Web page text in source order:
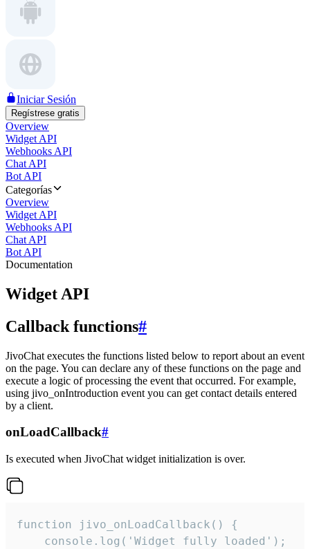
Iniciar Sesión
Regístrese gratis
Overview
Widget API
Webhooks API
Chat API
Bot API
Categorías
Overview
Widget API
Webhooks API
Chat API
Bot API
Documentation
Widget API
Callback functions#
JivoChat executes the functions listed below to report about an event
on the page. You can declare any of these functions on the page and
execute a logic of processing the event that occurred. For example,
using jivo_onIntroduction event you can get contact details entered
by a client.
onLoadCallback#
Is executed when JivoChat widget initialization is over.
function jivo_onLoadCallback() {
    console.log('Widget fully loaded');